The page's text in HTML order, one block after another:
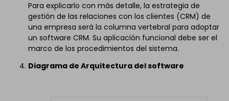
Para explicarlo con más detalle, la estrategia de
gestión de las relaciones con los clientes (CRM) de
una empresa será la columna vertebral para adoptar
un software CRM. Su aplicación funcional debe ser el
marco de los procedimientos del sistema.
Diagrama de Arquitectura del software